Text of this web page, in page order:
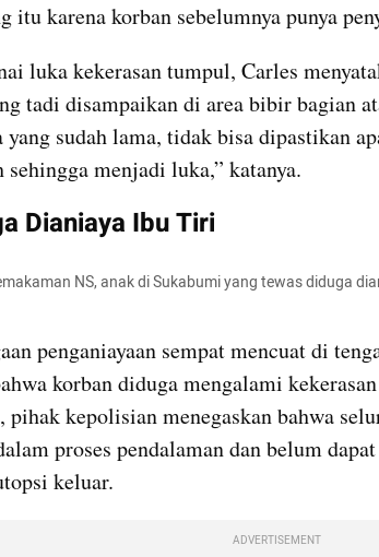
itu karena korban sebelumnya punya
luka kekerasan tumpul, Carles
tadi disampaikan di area bibir bagian
sudah lama, tidak bisa dipastikan
sehingga menjadi luka,” katanya.
Dianiaya Ibu Tiri
NS, anak di Sukabumi yang tewas diduga
penganiayaan sempat mencuat di
korban diduga mengalami
pihak kepolisian menegaskan bahwa
proses pendalaman dan belum
keluar.
ADVERTISEMENT